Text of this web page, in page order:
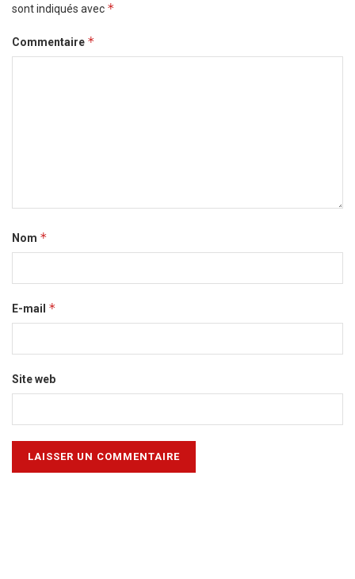
sont indiqués avec *
Commentaire *
Nom *
E-mail *
Site web